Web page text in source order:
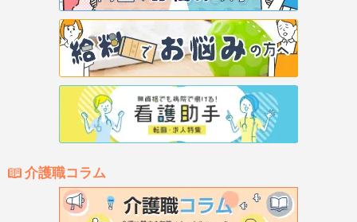
介護職コラム